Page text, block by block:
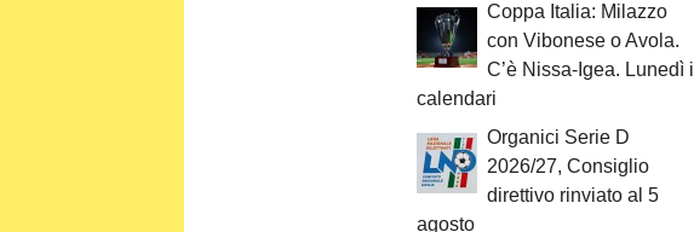
Coppa Italia: Milazzo
con Vibonese o Avola.
C’è Nissa-Igea. Lunedì i
calendari
Organici Serie D
2026/27, Consiglio
direttivo rinviato al 5
agosto